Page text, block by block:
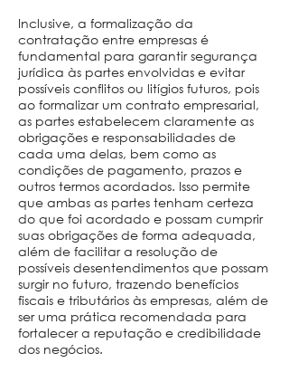
Inclusive, a formalização da
contratação entre empresas é
fundamental para garantir segurança
jurídica às partes envolvidas e evitar
possíveis conflitos ou litígios futuros, pois
ao formalizar um contrato empresarial,
as partes estabelecem claramente as
obrigações e responsabilidades de
cada uma delas, bem como as
condições de pagamento, prazos e
outros termos acordados. Isso permite
que ambas as partes tenham certeza
do que foi acordado e possam cumprir
suas obrigações de forma adequada,
além de facilitar a resolução de
possíveis desentendimentos que possam
surgir no futuro, trazendo benefícios
fiscais e tributários às empresas, além de
ser uma prática recomendada para
fortalecer a reputação e credibilidade
dos negócios.